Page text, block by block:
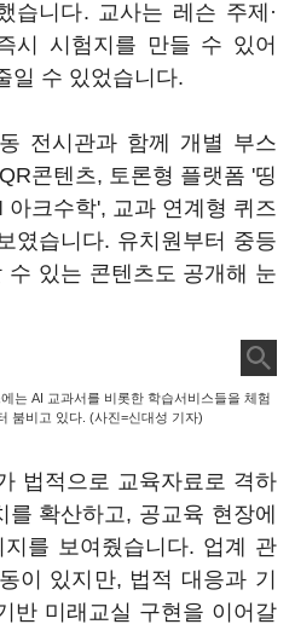
습니다. 교사는 레슨 주제·
시 시험지를 만들 수 있어
일 수 있었습니다.
전시관과 함께 개별 부스
콘텐츠, 토론형 플랫폼 '띵
아크수학', 교과 연계형 퀴즈
였습니다. 유치원부터 중등
수 있는 콘텐츠도 공개해 눈
는 AI 교과서를 비롯한 학습서비스들을 체험
붐비고 있다. (사진=신대성 기자)
법적으로 교육자료로 격하
확산하고, 공교육 현장에
를 보여줬습니다. 업계 관
이 있지만, 법적 대응과 기
반 미래교실 구현을 이어갈